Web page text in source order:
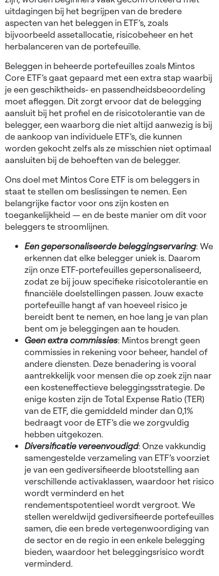
uitdagingen bij het begrijpen van de bredere
aspecten van het beleggen in ETF’s, zoals
bijvoorbeeld assetallocatie, risicobeheer en het
herbalanceren van de portefeuille.
Beleggen in beheerde portefeuilles zoals Mintos
Core ETF’s gaat gepaard met een extra stap waarbij
je een geschiktheids- en passendheidsbeoordeling
moet afleggen. Dit zorgt ervoor dat de belegging
aansluit bij het profiel en de risicotolerantie van de
belegger, een waarborg die niet altijd aanwezig is bij
de aankoop van individuele ETF’s, die kunnen
worden gekocht zelfs als ze misschien niet optimaal
aansluiten bij de behoeften van de belegger.
Ons doel met Mintos Core ETF is om beleggers in
staat te stellen om beslissingen te nemen. Een
belangrijke factor voor ons zijn kosten en
toegankelijkheid — en de beste manier om dit voor
beleggers te stroomlijnen.
Een gepersonaliseerde beleggingservaring: We
erkennen dat elke belegger uniek is. Daarom
zijn onze ETF-portefeuilles gepersonaliseerd,
zodat ze bij jouw specifieke risicotolerantie en
financiële doelstellingen passen. Jouw exacte
portefeuille hangt af van hoeveel risico je
bereidt bent te nemen, en hoe lang je van plan
bent om je beleggingen aan te houden.
Geen extra commissies: Mintos brengt geen
commissies in rekening voor beheer, handel of
andere diensten. Deze benadering is vooral
aantrekkelijk voor mensen die op zoek zijn naar
een kosteneffectieve beleggingsstrategie. De
enige kosten zijn de Total Expense Ratio (TER)
van de ETF, die gemiddeld minder dan 0,1%
bedraagt voor de ETF’s die we zorgvuldig
hebben uitgekozen.
Diversificatie vereenvoudigd: Onze vakkundig
samengestelde verzameling van ETF’s voorziet
je van een gediversifieerde blootstelling aan
verschillende activaklassen, waardoor het risico
wordt verminderd en het
rendementspotentieel wordt vergroot. We
stellen wereldwijd gediversifieerde portefeuilles
samen, die een brede vertegenwoordiging van
de sector en de regio in een enkele belegging
bieden, waardoor het beleggingsrisico wordt
verminderd.